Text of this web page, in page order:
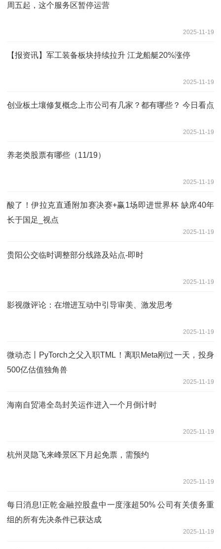
周五起，这个服务区暂停运营
2025-11-19
【报资讯】军工装备板块持续拉升 江龙船艇20%涨停
2025-11-19
创业板土壤修复概念上市公司有几家？都有哪些？ 今日看点
2025-11-19
养老类股票有哪些（11/19）
2025-11-19
酸了！伊拉克直通附加赛决赛+赢1场即进世界杯 缺席40年
长于国足_视点
2025-11-19
贵阳公交临时调整部分线路及站点-即时
2025-11-19
影视微评论：在增进互动中引导审美、激发思考
2025-11-19
微动态丨PyTorch之父入职TML！离职Meta刚过一天，投身
500亿估值独角兽
2025-11-19
海南自贸港全岛封关运作进入一个月倒计时
2025-11-19
杭州灵隐飞来峰景区下月起免票，需预约
2025-11-19
每日消息!正乾金融控股盘中一度涨超50% 公司有关债务重
组的所有先决条件已获达成
2025-11-19